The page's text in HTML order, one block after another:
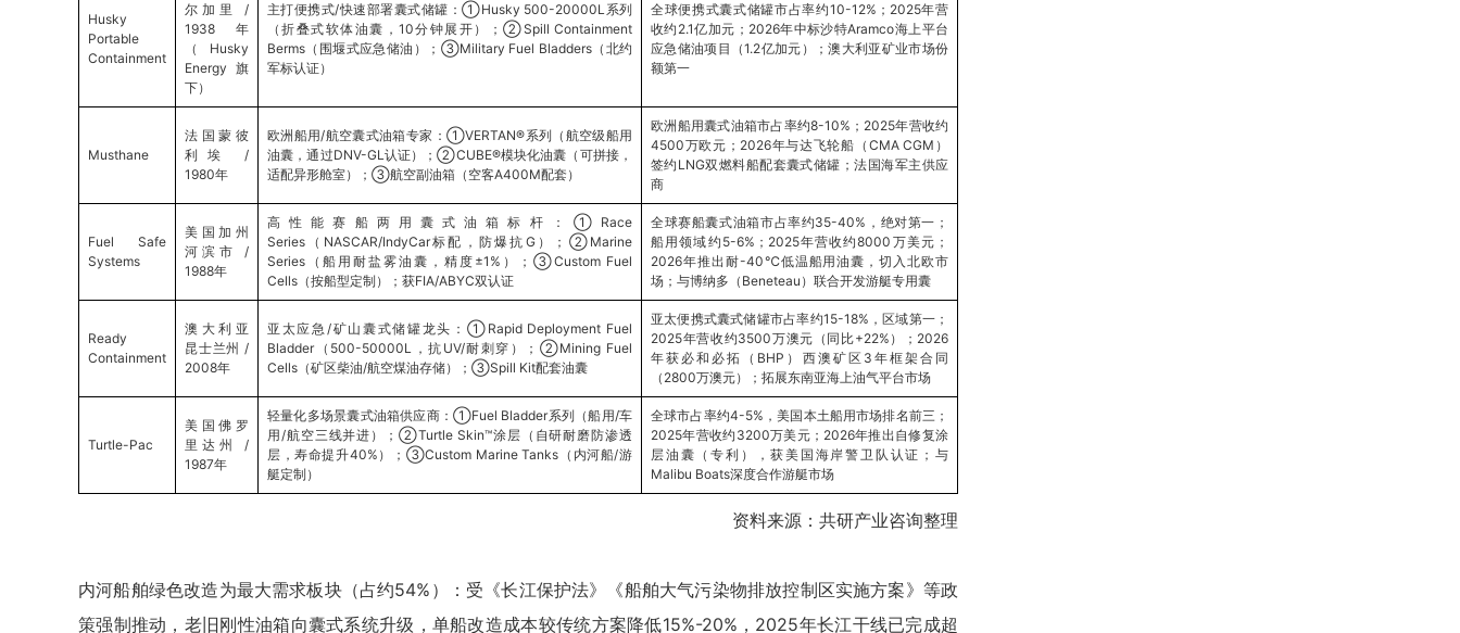
Husky
Portable
Containment
尔加里 /
1938年
（Husky
Energy旗
下）
主打便携式/快速部署囊式储罐：①Husky 500-20000L系列
（折叠式软体油囊，10分钟展开）；②Spill Containment
Berms（围堰式应急储油）；③Military Fuel Bladders（北约
军标认证）
全球便携式囊式储罐市占率约10-12%；2025年营
收约2.1亿加元；2026年中标沙特Aramco海上平台
应急储油项目（1.2亿加元）；澳大利亚矿业市场份
额第一
Musthane
法国蒙彼
利埃 /
1980年
欧洲船用/航空囊式油箱专家：①VERTAN®系列（航空级船用
油囊，通过DNV-GL认证）；②CUBE®模块化油囊（可拼接，
适配异形舱室）；③航空副油箱（空客A400M配套）
欧洲船用囊式油箱市占率约8-10%；2025年营收约
4500万欧元；2026年与达飞轮船（CMA CGM）
签约LNG双燃料船配套囊式储罐；法国海军主供应
商
Fuel Safe
Systems
美国加州
河滨市 /
1988年
高性能赛船两用囊式油箱标杆：①Race
Series（NASCAR/IndyCar标配，防爆抗G）；②Marine
Series（船用耐盐雾油囊，精度±1%）；③Custom Fuel
Cells（按船型定制）；获FIA/ABYC双认证
全球赛船囊式油箱市占率约35-40%，绝对第一；
船用领域约5-6%；2025年营收约8000万美元；
2026年推出耐-40℃低温船用油囊，切入北欧市
场；与博纳多（Beneteau）联合开发游艇专用囊
Ready
Containment
澳大利亚
昆士兰州 /
2008年
亚太应急/矿山囊式储罐龙头：①Rapid Deployment Fuel
Bladder（500-50000L，抗UV/耐刺穿）；②Mining Fuel
Cells（矿区柴油/航空煤油存储）；③Spill Kit配套油囊
亚太便携式囊式储罐市占率约15-18%，区域第一；
2025年营收约3500万澳元（同比+22%）；2026
年获必和必拓（BHP）西澳矿区3年框架合同
（2800万澳元）；拓展东南亚海上油气平台市场
Turtle-Pac
美国佛罗
里达州 /
1987年
轻量化多场景囊式油箱供应商：①Fuel Bladder系列（船用/车
用/航空三线并进）；②Turtle Skin™涂层（自研耐磨防渗透
层，寿命提升40%）；③Custom Marine Tanks（内河船/游
艇定制）
全球市占率约4-5%，美国本土船用市场排名前三；
2025年营收约3200万美元；2026年推出自修复涂
层油囊（专利），获美国海岸警卫队认证；与
Malibu Boats深度合作游艇市场
资料来源：共研产业咨询整理
内河船舶绿色改造为最大需求板块（占约54%）：受《长江保护法》《船舶大气污染物排放控制区实施方案》等政
策强制推动，老旧刚性油箱向囊式系统升级，单船改造成本较传统方案降低15%-20%，2025年长江干线已完成超